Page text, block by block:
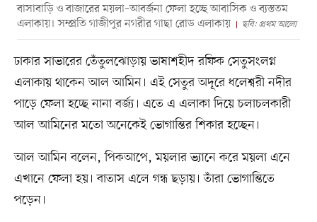
বাসাবাড়ি ও বাজারের ময়লা–আবর্জনা ফেলা হচ্ছে আবাসিক ও ব্যস্ততম
এলাকায়। সম্প্রতি গাজীপুর নগরীর গাছা রোড এলাকায়
ছবি: প্রথম আলো
ঢাকার সাভারের তেঁতুলঝোড়ায় ভাষাশহীদ রফিক সেতুসংলগ্ন
এলাকায় থাকেন আল আমিন। এই সেতুর অদূরে ধলেশ্বরী নদীর
পাড়ে ফেলা হচ্ছে নানা বর্জ্য। এতে এ এলাকা দিয়ে চলাচলকারী
আল আমিনের মতো অনেকেই ভোগান্তির শিকার হচ্ছেন।
আল আমিন বলেন, পিকআপে, ময়লার ভ্যানে করে ময়লা এনে
এখানে ফেলা হয়। বাতাস এলে গন্ধ ছড়ায়। তাঁরা ভোগান্তিতে
পড়েন।